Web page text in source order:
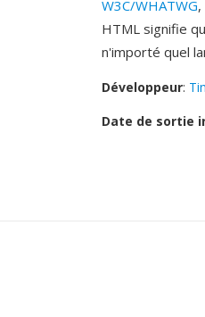
W3C/WHATWG
HTML signifie
n'importé quel
Développeur:
Date de sortie